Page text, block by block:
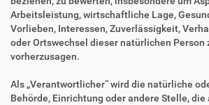
Arbeitsleistung, wirtschaftliche Lage,
Vorlieben, Interessen, Zuverlässigkeit,
oder Ortswechsel dieser natürlichen Person
vorherzusagen.
Als „Verantwortlicher“ wird die natürliche
Behörde, Einrichtung oder andere Stelle,